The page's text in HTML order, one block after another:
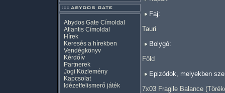
Abydos Gate Címoldal
Atlantis Címoldal
Hírek
Keresés a hírekben
Vendégkönyv
Kérdőív
Partnerek
Jogi Közlemény
Kapcsolat
Idézetfelismerő játék
Faj:
Tauri
Bolygó:
Föld
Epizódok, melyekben
7x03 Fragile Balance